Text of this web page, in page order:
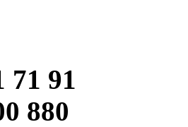
71 91
880